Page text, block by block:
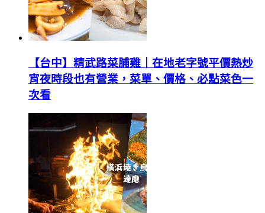
【台中】精武路菜脯雞｜在地老字號平價熱炒
宵夜時段也有營業，菜單、價格、必點菜色一
次看